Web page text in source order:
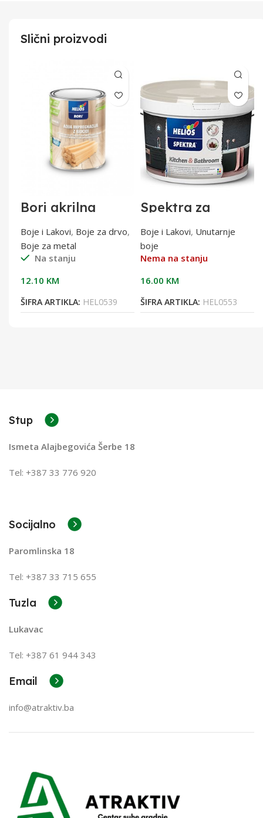
Slični proizvodi
Bori akrilna
0,75l
Boje i Lakovi, Boje za drvo,
Boje za metal
Na stanju
12.10 KM
ŠIFRA ARTIKLA: HEL0539
Spektra za
kuhinje i
kupaonice 2lit
Boje i Lakovi, Unutarnje
boje
Nema na stanju
16.00 KM
ŠIFRA ARTIKLA: HEL0553
Stup
Ismeta Alajbegovića Šerbe 18
Tel: +387 33 776 920
Socijalno
Paromlinska 18
Tel: +387 33 715 655
Tuzla
Lukavac
Tel: +387 61 944 343
Email
info@atraktiv.ba